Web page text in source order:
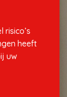
risico’s
heeft
uw